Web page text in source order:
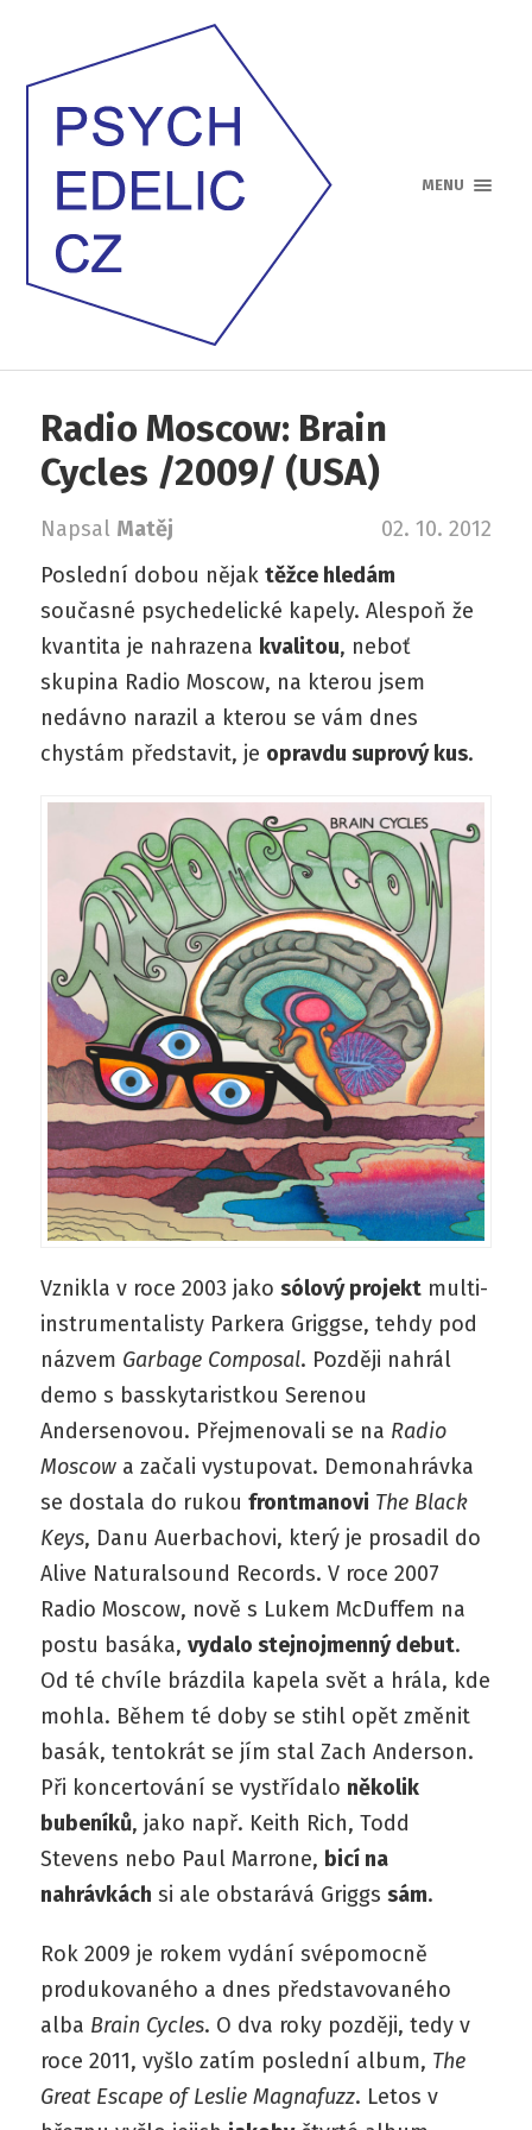
MENU
Radio Moscow: Brain
Cycles /2009/ (USA)
Napsal Matěj
02. 10. 2012
Poslední dobou nějak těžce hledám
současné psychedelické kapely. Alespoň že
kvantita je nahrazena kvalitou, neboť
skupina Radio Moscow, na kterou jsem
nedávno narazil a kterou se vám dnes
chystám představit, je opravdu suprový kus.
Vznikla v roce 2003 jako sólový projektmulti-
instrumentalisty Parkera Griggse, tehdy pod
názvem Garbage Composal. Později nahrál
demo s basskytaristkou Serenou
Andersenovou. Přejmenovali se na Radio
Moscowa začali vystupovat. Demonahrávka
se dostala do rukou frontmanovi The Black
Keys, Danu Auerbachovi, který je prosadil do
Alive Naturalsound Records. V roce 2007
Radio Moscow, nově s Lukem McDuffem na
postu basáka, vydalo stejnojmenný debut.
Od té chvíle brázdila kapela svět a hrála, kde
mohla. Během té doby se stihl opět změnit
basák, tentokrát se jím stal Zach Anderson.
Při koncertování se vystřídalo několik
bubeníků, jako např. Keith Rich, Todd
Stevens nebo Paul Marrone, bicí na
nahrávkách si ale obstarává Griggs sám.
Rok 2009 je rokem vydání svépomocně
produkovaného a dnes představovaného
alba Brain Cycles. O dva roky později, tedy v
roce 2011, vyšlo zatím poslední album, The
Great Escape of Leslie Magnafuzz. Letos v